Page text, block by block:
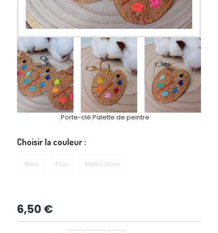
Porte-clé Palette de peintre
Choisir la couleur :
Bleu Fluo Multicolore
6,50 €